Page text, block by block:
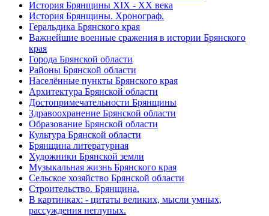
История Брянщины XIX - XX века
История Брянщины. Хронограф.
Геральдика Брянского края
Важнейшие военные сражения в истории Брянского
края
Города Брянской области
Районы Брянской области
Населённые пункты Брянского края
Архитектура Брянской области
Достопримечательности Брянщины
Здравоохранение Брянской области
Образование Брянской области
Культура Брянской области
Брянщина литературная
Художники Брянской земли
Музыкальная жизнь Брянского края
Сельское хозяйство Брянской области
Строительство. Брянщина.
В картинках: - цитаты великих, мысли умных,
рассуждения неглупых.